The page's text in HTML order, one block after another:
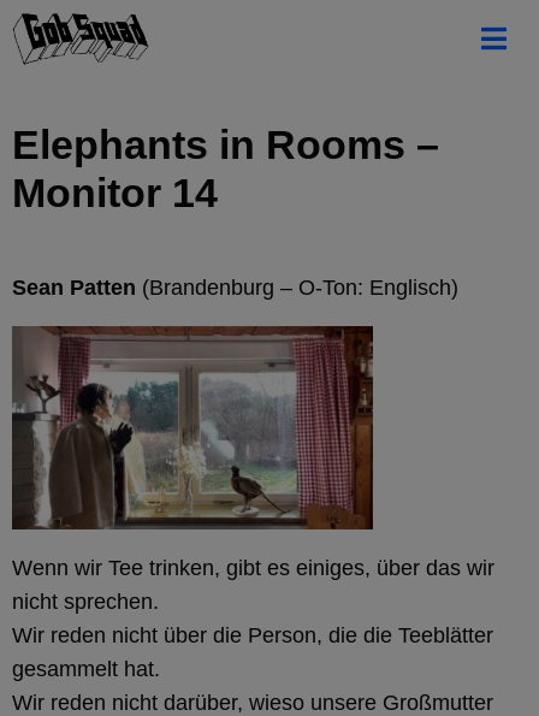
Elephants in Rooms –
Monitor 14
Sean Patten (Brandenburg – O-Ton: Englisch)
Wenn wir Tee trinken, gibt es einiges, über das wir
nicht sprechen.
Wir reden nicht über die Person, die die Teeblätter
gesammelt hat.
Wir reden nicht darüber, wieso unsere Großmutter